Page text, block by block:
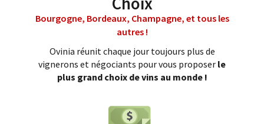
Bourgogne, Bordeaux, Champagne, et tous les
autres !
Ovinia réunit chaque jour toujours plus de
vignerons et négociants pour vous proposer le
plus grand choix de vins au monde !